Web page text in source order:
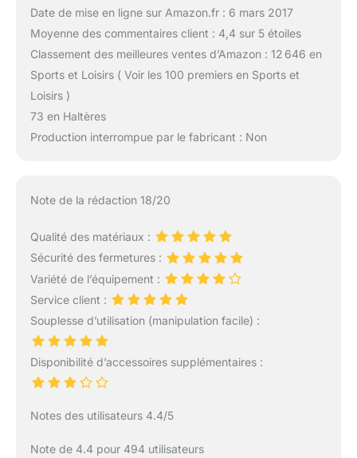
Date de mise en ligne sur Amazon.fr : 6 mars 2017
Moyenne des commentaires client : 4,4 sur 5 étoiles
Classement des meilleures ventes d’Amazon : 12 646 en
Sports et Loisirs ( Voir les 100 premiers en Sports et
Loisirs )
73 en Haltères
Production interrompue par le fabricant : Non
Note de la rédaction 18/20
Qualité des matériaux :
Sécurité des fermetures :
Variété de l’équipement :
Service client :
Souplesse d’utilisation (manipulation facile) :
Disponibilité d’accessoires supplémentaires :
Notes des utilisateurs 4.4/5
Note de 4.4 pour 494 utilisateurs